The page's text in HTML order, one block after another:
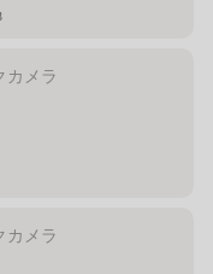
カメラ
カメラ